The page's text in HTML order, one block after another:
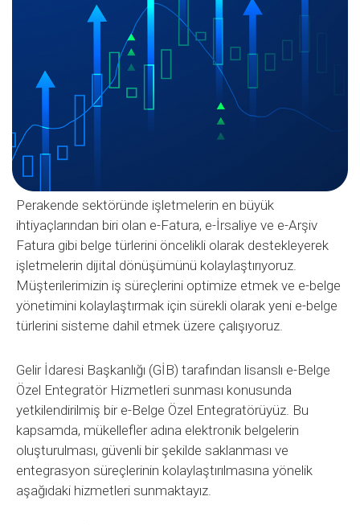
Perakende sektöründe işletmelerin en büyük
ihtiyaçlarından biri olan e-Fatura, e-İrsaliye ve e-Arşiv
Fatura gibi belge türlerini öncelikli olarak destekleyerek
işletmelerin dijital dönüşümünü kolaylaştırıyoruz.
Müşterilerimizin iş süreçlerini optimize etmek ve e-belge
yönetimini kolaylaştırmak için sürekli olarak yeni e-belge
türlerini sisteme dahil etmek üzere çalışıyoruz.
Gelir İdaresi Başkanlığı (GİB) tarafından lisanslı e-Belge
Özel Entegratör Hizmetleri sunması konusunda
yetkilendirilmiş bir e-Belge Özel Entegratörüyüz. Bu
kapsamda, mükellefler adına elektronik belgelerin
oluşturulması, güvenli bir şekilde saklanması ve
entegrasyon süreçlerinin kolaylaştırılmasına yönelik
aşağıdaki hizmetleri sunmaktayız.